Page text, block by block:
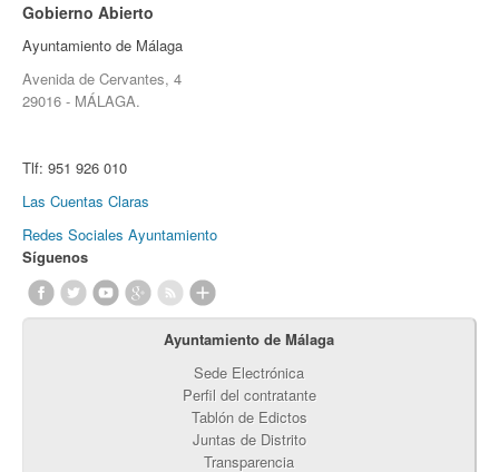
Gobierno Abierto
Ayuntamiento de Málaga
Avenida de Cervantes, 4
29016 - MÁLAGA.
Tlf: 951 926 010
Las Cuentas Claras
Redes Sociales Ayuntamiento
Síguenos
Ayuntamiento de Málaga
Sede Electrónica
Perfil del contratante
Tablón de Edictos
Juntas de Distrito
Transparencia